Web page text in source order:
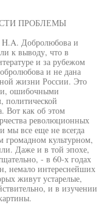
ПРОБЛЕМЫ
H.A. Добролюбова и
к выводу, что в
и за рубежом
и не дана
жизни России. Это
ошибочными
политической
Вот как об этом
революционных
мы все еще не всегда
громадном культурном,
Даже и в той эпохе,
- в 60-х годах
немало интереснейших
живут устарелые,
и в изучении